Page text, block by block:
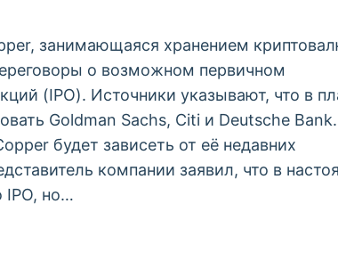
занимающаяся хранением
о возможном первичном
(IPO). Источники указывают, что в
Goldman Sachs, Citi и Deutsche Bank.
будет зависеть от её недавних
компании заявил, что в
IPO, но…